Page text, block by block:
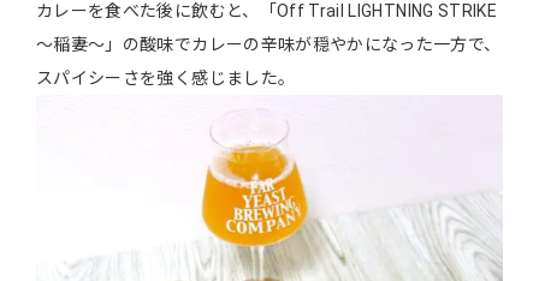
カレーを食べた後に飲むと、「Off Trail LIGHTNING STRIKE
〜稲妻〜」の酸味でカレーの辛味が穏やかになった一方で、
スパイシーさを強く感じました。